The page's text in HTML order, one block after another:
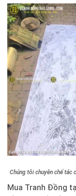
Chúng tôi chuyên chế tác
Mua Tranh Đồng